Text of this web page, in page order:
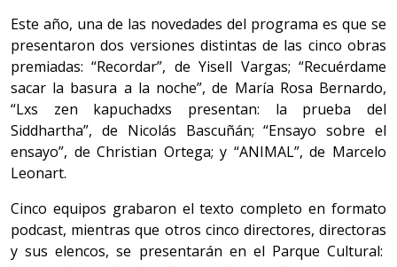
Este año, una de las novedades del programa es que se
presentaron dos versiones distintas de las cinco obras
premiadas: “Recordar”, de Yisell Vargas; “Recuérdame
sacar la basura a la noche”, de María Rosa Bernardo,
“Lxs zen kapuchadxs presentan: la prueba del
Siddhartha”, de Nicolás Bascuñán; “Ensayo sobre el
ensayo”, de Christian Ortega; y “ANIMAL”, de Marcelo
Leonart.
Cinco equipos grabaron el texto completo en formato
podcast, mientras que otros cinco directores, directoras
y sus elencos, se presentarán en el Parque Cultural: